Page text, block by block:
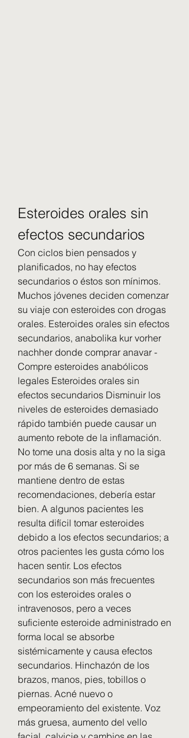
Esteroides orales sin
efectos secundarios
Con ciclos bien pensados y
planificados, no hay efectos
secundarios o éstos son mínimos.
Muchos jóvenes deciden comenzar
su viaje con esteroides con drogas
orales. Esteroides orales sin efectos
secundarios, anabolika kur vorher
nachher donde comprar anavar -
Compre esteroides anabólicos
legales Esteroides orales sin
efectos secundarios Disminuir los
niveles de esteroides demasiado
rápido también puede causar un
aumento rebote de la inflamación.
No tome una dosis alta y no la siga
por más de 6 semanas. Si se
mantiene dentro de estas
recomendaciones, debería estar
bien. A algunos pacientes les
resulta difícil tomar esteroides
debido a los efectos secundarios; a
otros pacientes les gusta cómo los
hacen sentir. Los efectos
secundarios son más frecuentes
con los esteroides orales o
intravenosos, pero a veces
suficiente esteroide administrado en
forma local se absorbe
sistémicamente y causa efectos
secundarios. Hinchazón de los
brazos, manos, pies, tobillos o
piernas. Acné nuevo o
empeoramiento del existente. Voz
más gruesa, aumento del vello